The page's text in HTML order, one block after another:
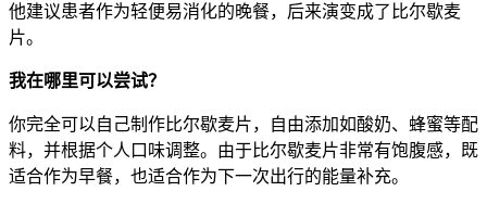
他建议患者作为轻便易消化的晚餐，后来演变成了比尔歇麦
片。
我在哪里可以尝试？
你完全可以自己制作比尔歇麦片，自由添加如酸奶、蜂蜜等配
料，并根据个人口味调整。由于比尔歇麦片非常有饱腹感，既
适合作为早餐，也适合作为下一次出行的能量补充。